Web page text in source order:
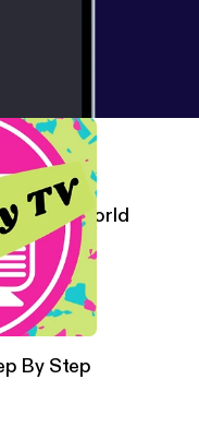
Meets World
By Step